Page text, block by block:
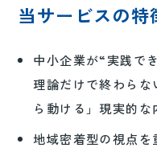
当サービスの特
中小企業が“実践で
理論だけで終わら
ら動ける」現実的な
地域密着型の視点を